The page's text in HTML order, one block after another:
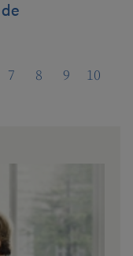
7 8 9
10